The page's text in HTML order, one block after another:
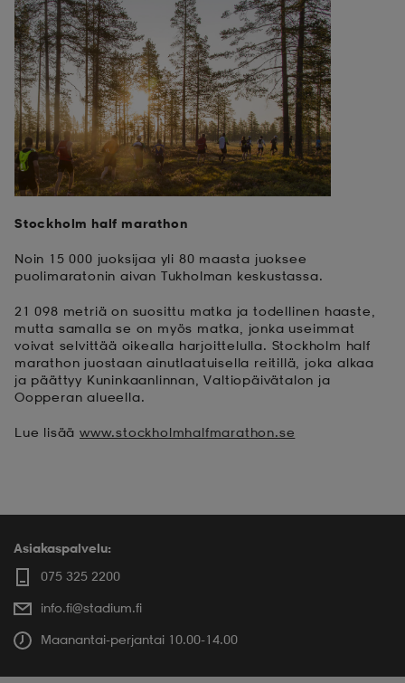
Stockholm half marathon
Noin 15 000 juoksijaa yli 80 maasta juoksee
puolimaratonin aivan Tukholman keskustassa.
21 098 metriä on suosittu matka ja todellinen haaste,
mutta samalla se on myös matka, jonka useimmat
voivat selvittää oikealla harjoittelulla. Stockholm half
marathon juostaan ainutlaatuisella reitillä, joka alkaa
ja päättyy Kuninkaanlinnan, Valtiopäivätalon ja
Oopperan alueella.
Lue lisää www.stockholmhalfmarathon.se
Asiakaspalvelu:
075 325 2200
info.fi@stadium.fi
Maanantai-perjantai 10.00-14.00